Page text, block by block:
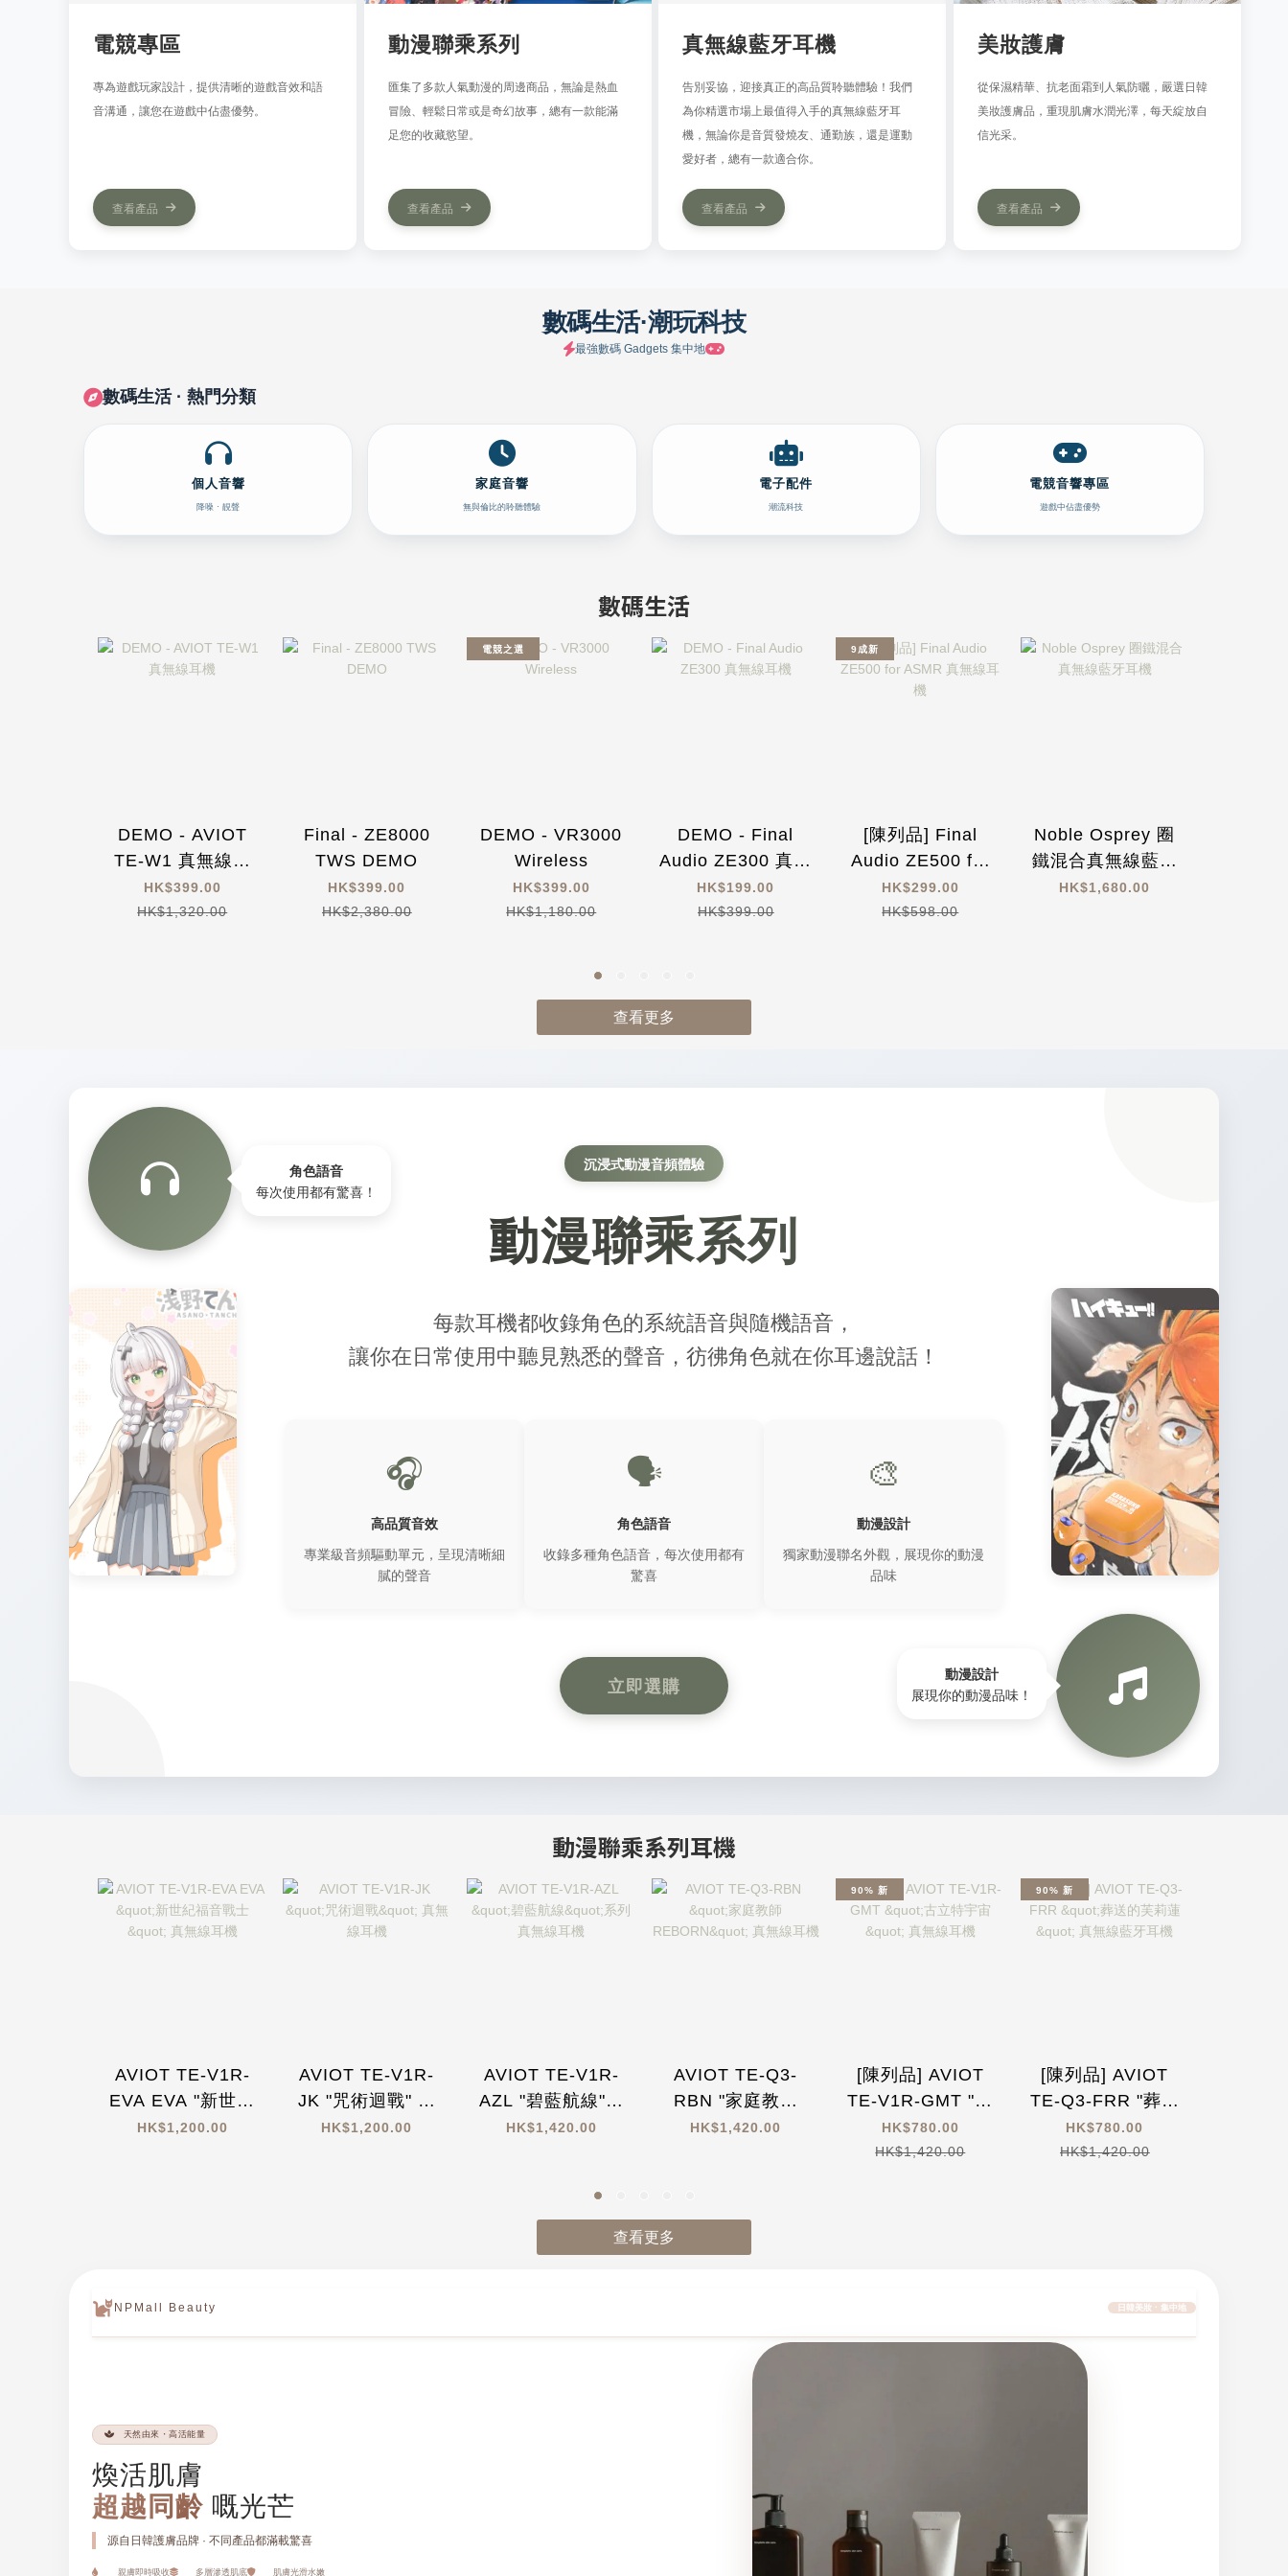
電競專區
專為遊戲玩家設計，提供清晰的遊戲音效和語
音溝通，讓您在遊戲中佔盡優勢。
查看產品
動漫聯乘系列
匯集了多款人氣動漫的周邊商品，無論是熱血
冒險、輕鬆日常或是奇幻故事，總有一款能滿
足您的收藏慾望。
查看產品
真無線藍牙耳機
告別妥協，迎接真正的高品質聆聽體驗！我們
為你精選市場上最值得入手的真無線藍牙耳
機，無論你是音質發燒友、通勤族，還是運動
愛好者，總有一款適合你。
查看產品
美妝護膚
從保濕精華、抗老面霜到人氣防曬，嚴選日韓
美妝護膚品，重現肌膚水潤光澤，每天綻放自
信光采。
查看產品
數碼生活·潮玩科技
最強數碼 Gadgets 集中地
數碼生活 · 熱門分類
個人音響
降噪 · 靚聲
家庭音響
無與倫比的聆聽體驗
電子配件
潮流科技
電競音響專區
遊戲中佔盡優勢
數碼生活
DEMO - AVIOT
TE-W1 真無線耳
機
HK$399.00
HK$1,320.00
Final - ZE8000
TWS DEMO
HK$399.00
HK$2,380.00
電競之選
DEMO - VR3000
Wireless
HK$399.00
HK$1,180.00
DEMO - Final
Audio ZE300 真無
線耳機
HK$199.00
HK$399.00
9成新
[陳列品] Final
Audio ZE500 for
ASMR 真無線耳機
HK$299.00
HK$598.00
Noble Osprey 圈
鐵混合真無線藍牙
耳機
HK$1,680.00
查看更多
角色語音
每次使用都有驚喜！
動漫設計
展現你的動漫品味！
沉浸式動漫音頻體驗
動漫聯乘系列
每款耳機都收錄角色的系統語音與隨機語音，
讓你在日常使用中聽見熟悉的聲音，彷彿角色就在你耳邊說話！
🎧
高品質音效
專業級音頻驅動單元，呈現清晰細
膩的聲音
🗣️
角色語音
收錄多種角色語音，每次使用都有
驚喜
🎨
動漫設計
獨家動漫聯名外觀，展現你的動漫
品味
立即選購
動漫聯乘系列耳機
AVIOT TE-V1R-
EVA EVA "新世紀
福音戰士" 真無線
HK$1,200.00
AVIOT TE-V1R-
JK "咒術迴戰" 真
無線耳機
HK$1,200.00
AVIOT TE-V1R-
AZL "碧藍航線"系
列 真無線耳機
HK$1,420.00
AVIOT TE-Q3-
RBN "家庭教師
REBORN" 真無線
HK$1,420.00
90% 新
[陳列品] AVIOT
TE-V1R-GMT "古
立特宇宙" 真無線
耳機
HK$780.00
HK$1,420.00
90% 新
[陳列品] AVIOT
TE-Q3-FRR "葬送
的芙莉蓮" 真無線
藍牙耳機
HK$780.00
HK$1,420.00
查看更多
NPMall Beauty 日韓美妝 · 集中地
天然由來・高活能量
煥活肌膚
超越同齡 嘅光芒
源自日韓護膚品牌 · 不同產品都滿載驚喜
親膚即時吸收 多層滲透肌底 肌膚光滑水嫩